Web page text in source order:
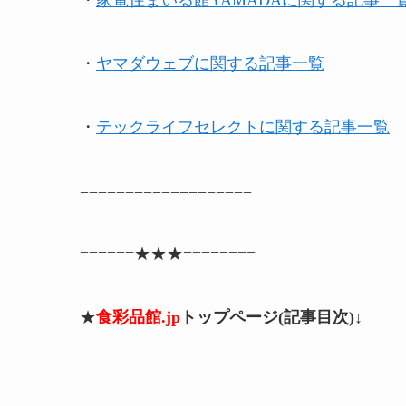
・ ヤマダウェブに関する記事一覧
・ テックライフセレクトに関する記事一覧
===================
======★★★========
★食彩品館.jp トップページ(記事目次)↓